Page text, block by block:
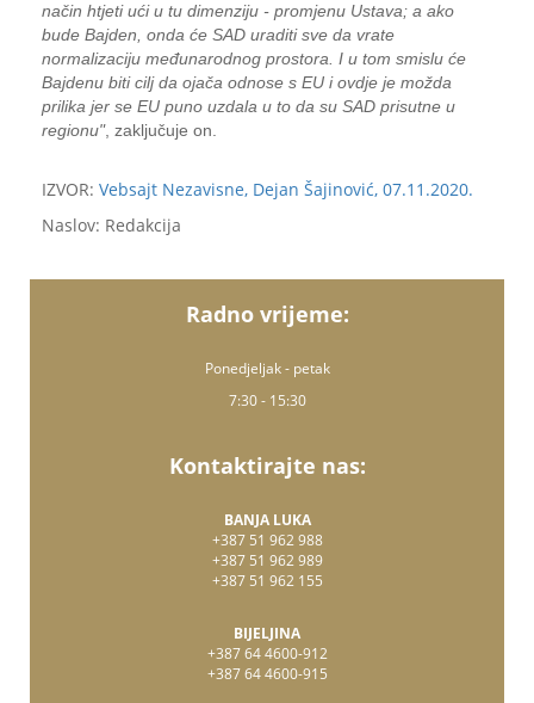
način htjeti ući u tu dimenziju - promjenu Ustava; a ako
bude Bajden, onda će SAD uraditi sve da vrate
normalizaciju međunarodnog prostora. I u tom smislu će
Bajdenu biti cilj da ojača odnose s EU i ovdje je možda
prilika jer se EU puno uzdala u to da su SAD prisutne u
regionu", zaključuje on.
IZVOR: Vebsajt Nezavisne, Dejan Šajinović, 07.11.2020.
Naslov: Redakcija
Radno vrijeme:
Ponedjeljak - petak
7:30 - 15:30
Kontaktirajte nas:
BANJA LUKA
+387 51 962 988
+387 51 962 989
+387 51 962 155
BIJELJINA
+387 64 4600-912
+387 64 4600-915